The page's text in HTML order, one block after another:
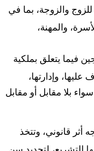
والزوجة، بما في
والمهنة،
فيما يتعلق بملكية
وإدارتها،
بلا مقابل أو مقابل
أثر قانوني، وتتخذ